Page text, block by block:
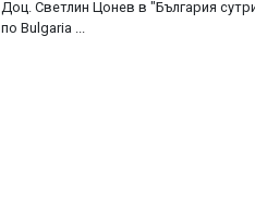
Доц. Светлин Цонев в "България
по Bulgaria ...